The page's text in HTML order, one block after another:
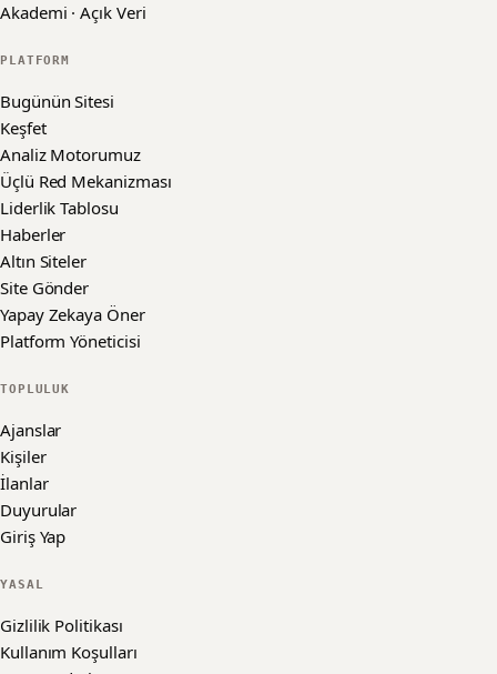
Akademi · Açık Veri
PLATFORM
Bugünün Sitesi
Keşfet
Analiz Motorumuz
Üçlü Red Mekanizması
Liderlik Tablosu
Haberler
Altın Siteler
Site Gönder
Yapay Zekaya Öner
Platform Yöneticisi
TOPLULUK
Ajanslar
Kişiler
İlanlar
Duyurular
Giriş Yap
YASAL
Gizlilik Politikası
Kullanım Koşulları